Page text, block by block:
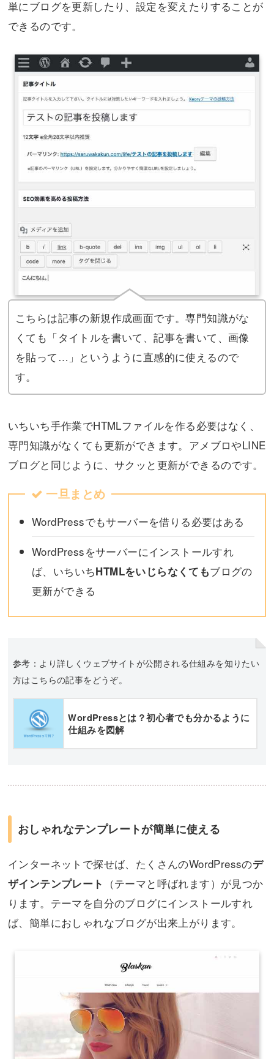
単にブログを更新したり、設定を変えたりすることが
できるのです。
こちらは記事の新規作成画面です。専門知識がな
くても「タイトルを書いて、記事を書いて、画像
を貼って…」というように直感的に使えるので
す。
いちいち手作業でHTMLファイルを作る必要はなく、
専門知識がなくても更新ができます。アメブロやLINE
ブログと同じように、サクッと更新ができるのです。
一旦まとめ
WordPressでもサーバーを借りる必要はある
WordPressをサーバーにインストールすれ
ば、いちいちHTMLをいじらなくてもブログの
更新ができる
参考：より詳しくウェブサイトが公開される仕組みを知りたい
方はこちらの記事をどうぞ。
WordPressとは？初心者でも分かるように
仕組みを図解
おしゃれなテンプレートが簡単に使える
インターネットで探せば、たくさんのWordPressのデ
ザインテンプレート
（テーマと呼ばれます）が見つか
ります。テーマを自分のブログにインストールすれ
ば、簡単におしゃれなブログが出来上がります。